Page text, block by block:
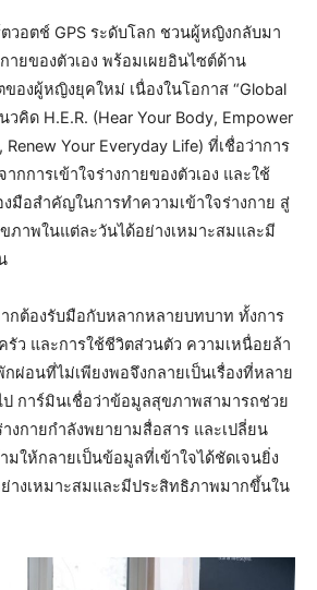
วอตช์ GPS ระดับโลก ชวนผู้หญิงกลับมา
ยของตัวเอง พร้อมเผยอินไซต์ด้าน
องผู้หญิงยุคใหม่ เนื่องในโอกาส “Global
วคิด H.E.R. (Hear Your Body, Empower
Renew Your Everyday Life) ที่เชื่อว่าการ
กการเข้าใจร่างกายของตัวเอง และใช้
มือสำคัญในการทำความเข้าใจร่างกาย สู่
ภาพในแต่ละวันได้อย่างเหมาะสมและมี
ต้องรับมือกับหลากหลายบทบาท ทั้งการ
ว และการใช้ชีวิตส่วนตัว ความเหนื่อยล้า
ผ่อนที่ไม่เพียงพอจึงกลายเป็นเรื่องที่หลาย
การ์มินเชื่อว่าข้อมูลสุขภาพสามารถช่วย
งกายกำลังพยายามสื่อสาร และเปลี่ยน
ให้กลายเป็นข้อมูลที่เข้าใจได้ชัดเจนยิ่ง
างเหมาะสมและมีประสิทธิภาพมากขึ้นใน